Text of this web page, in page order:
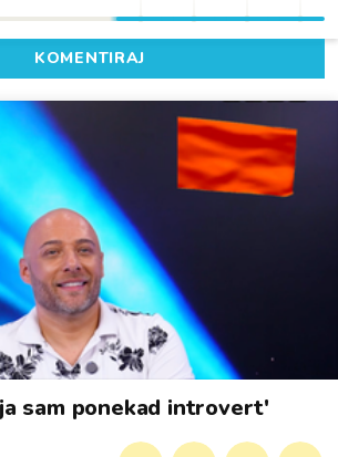
KOMENTIRAJ
sam ponekad introvert'